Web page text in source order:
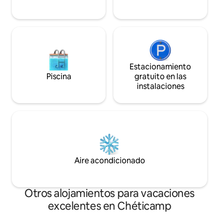
Piscina
Estacionamiento
gratuito en las
instalaciones
Aire acondicionado
Otros alojamientos para vacaciones
excelentes en Chéticamp